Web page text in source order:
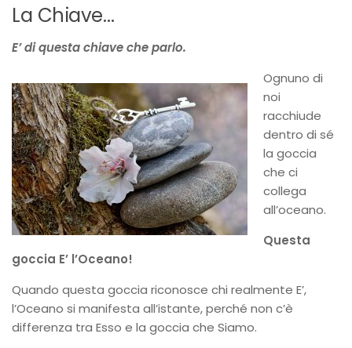
La Chiave…
E’ di questa chiave che parlo.
Ognuno di
noi
racchiude
dentro di sé
la goccia
che ci
collega
all’oceano.
Questa
goccia E’ l’Oceano!
Quando questa goccia riconosce chi realmente E’,
l’Oceano si manifesta all’istante, perché non c’è
differenza tra Esso e la goccia che Siamo.